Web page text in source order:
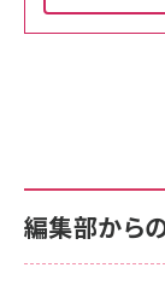
編集部から